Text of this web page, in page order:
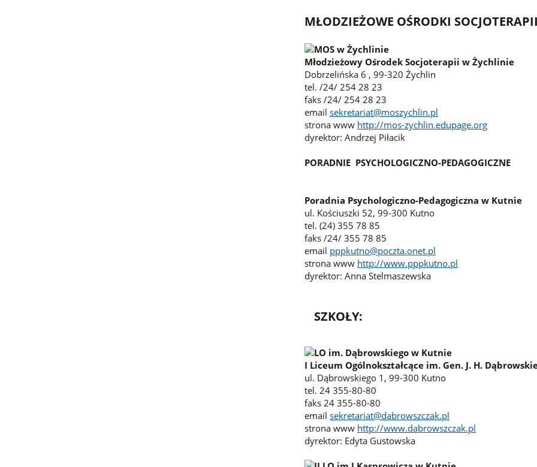
MŁODZIEŻOWE OŚRODKI
Młodzieżowy Ośrodek Socjoterapii w Żychlinie
Dobrzelińska 6 , 99-320 Żychlin
tel. /24/ 254 28 23
faks /24/ 254 28 23
emailsekretariat@moszychlin.pl
strona www http://mos-zychlin.edupage.org
dyrektor: Andrzej Piłacik
PORADNIE PSYCHOLOGICZNO-PEDAGOGICZNE
Poradnia Psychologiczno-Pedagogiczna w Kutnie
ul. Kościuszki 52, 99-300 Kutno
tel. (24) 355 78 85
faks /24/ 355 78 85
email pppkutno@poczta.onet.pl
strona www http://www.pppkutno.pl
dyrektor: Anna Stelmaszewska
SZKOŁY:
I Liceum Ogólnokształcące im. Gen. J. H.
ul. Dąbrowskiego 1, 99-300 Kutno
tel. 24 355-80-80
faks 24 355-80-80
emailsekretariat@dabrowszczak.pl
strona www http://www.dabrowszczak.pl
dyrektor: Edyta Gustowska